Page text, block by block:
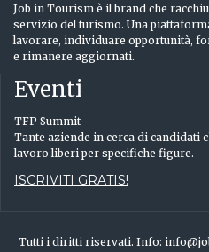
Job in Tourism è il brand che
servizio del turismo. Una
lavorare, individuare opportunità,
e rimanere aggiornati.
Eventi
TFP Summit
Tante aziende in cerca di candidati
lavoro liberi per specifiche figure.
ISCRIVITI GRATIS!
Tutti i diritti riservati. Info: